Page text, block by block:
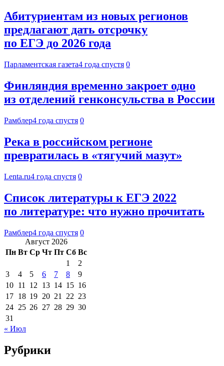
Абитуриентам из новых регионов
предлагают дать отсрочку
по ЕГЭ до 2026 года
Парламентская газета4 года спустя 0
Финляндия временно закроет одно
из отделений генконсульства в России
Рамблер4 года спустя 0
Река в российском регионе
превратилась в «тягучий мазут»
Lenta.ru4 года спустя 0
Список литературы к ЕГЭ 2022
по литературе: что нужно прочитать
Рамблер4 года спустя 0
Август 2026
Пн Вт Ср Чт Пт Сб Вс
1
2
3
4 5 6 7 8
9
10 11 12 13 14 15 16
17 18 19 20 21 22 23
24 25 26 27 28 29 30
31
« Июл
Рубрики